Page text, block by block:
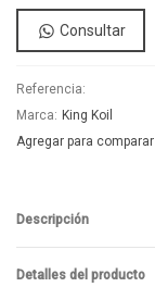
Consultar
Referencia:
Marca: King Koil
Agregar para comparar
Descripción
Detalles del producto